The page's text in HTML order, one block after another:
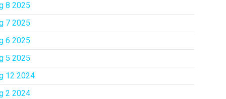
8 2025
7 2025
6 2025
5 2025
12 2024
2 2024